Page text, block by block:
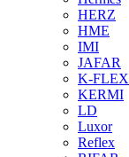
HERZ
HME
IMI
JAFAR
K-FLEX
KERMI
LD
Luxor
Reflex